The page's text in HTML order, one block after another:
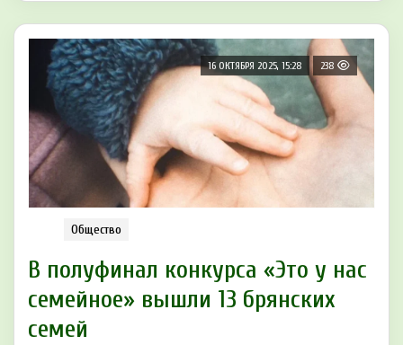
16 ОКТЯБРЯ 2025, 15:28 238
Общество
В полуфинал конкурса «Это у нас
семейное» вышли 13 брянских
семей